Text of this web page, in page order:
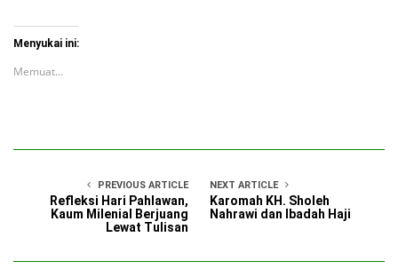
Menyukai ini:
Memuat...
PREVIOUS ARTICLE
Refleksi Hari Pahlawan,
Kaum Milenial Berjuang
Lewat Tulisan
NEXT ARTICLE
Karomah KH. Sholeh
Nahrawi dan Ibadah Haji